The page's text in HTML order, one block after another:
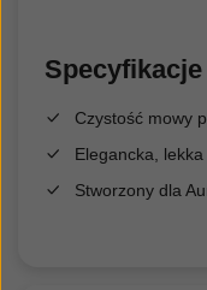
Specyfikacje
Czystość mowy
Elegancka,
Stworzony dla